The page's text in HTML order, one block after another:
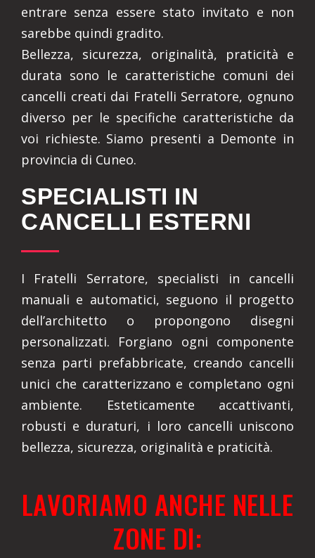
entrare senza essere stato invitato e non
sarebbe quindi gradito.
Bellezza, sicurezza, originalità, praticità e
durata sono le caratteristiche comuni dei
cancelli creati dai Fratelli Serratore, ognuno
diverso per le specifiche caratteristiche da
voi richieste. Siamo presenti a Demonte in
provincia di Cuneo.
SPECIALISTI IN
CANCELLI ESTERNI
I Fratelli Serratore, specialisti in cancelli
manuali e automatici, seguono il progetto
dell’architetto o propongono disegni
personalizzati. Forgiano ogni componente
senza parti prefabbricate, creando cancelli
unici che caratterizzano e completano ogni
ambiente. Esteticamente accattivanti,
robusti e duraturi, i loro cancelli uniscono
bellezza, sicurezza, originalità e praticità.
LAVORIAMO ANCHE NELLE
ZONE DI: